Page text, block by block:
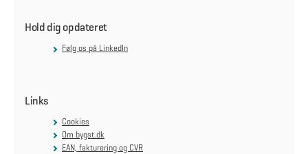
Hold dig opdateret
Følg os på LinkedIn
Links
Cookies
Om bygst.dk
EAN, fakturering og CVR